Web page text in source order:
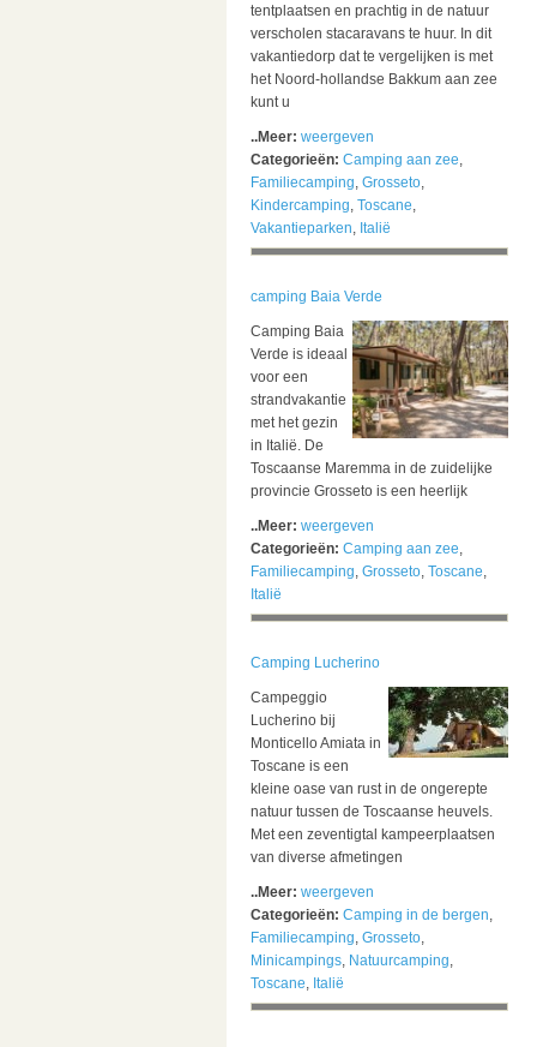
tentplaatsen en prachtig in de natuur
verscholen stacaravans te huur. In dit
vakantiedorp dat te vergelijken is met
het Noord-hollandse Bakkum aan zee
kunt u
..Meer: weergeven
Categorieën: Camping aan zee,
Familiecamping, Grosseto,
Kindercamping, Toscane,
Vakantieparken, Italië
camping Baia Verde
Camping Baia
Verde is ideaal
voor een
strandvakantie
met het gezin
in Italië. De
Toscaanse Maremma in de zuidelijke
provincie Grosseto is een heerlijk
..Meer: weergeven
Categorieën: Camping aan zee,
Familiecamping, Grosseto, Toscane,
Italië
Camping Lucherino
Campeggio
Lucherino bij
Monticello Amiata in
Toscane is een
kleine oase van rust in de ongerepte
natuur tussen de Toscaanse heuvels.
Met een zeventigtal kampeerplaatsen
van diverse afmetingen
..Meer: weergeven
Categorieën: Camping in de bergen,
Familiecamping, Grosseto,
Minicampings, Natuurcamping,
Toscane, Italië